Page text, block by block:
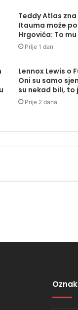
Teddy Atlas
Itauma može
Hrgovića: To
Prije 1 dan
Lennox Lewis o
Oni su samo
su nekad bili,
Prije 2 dana